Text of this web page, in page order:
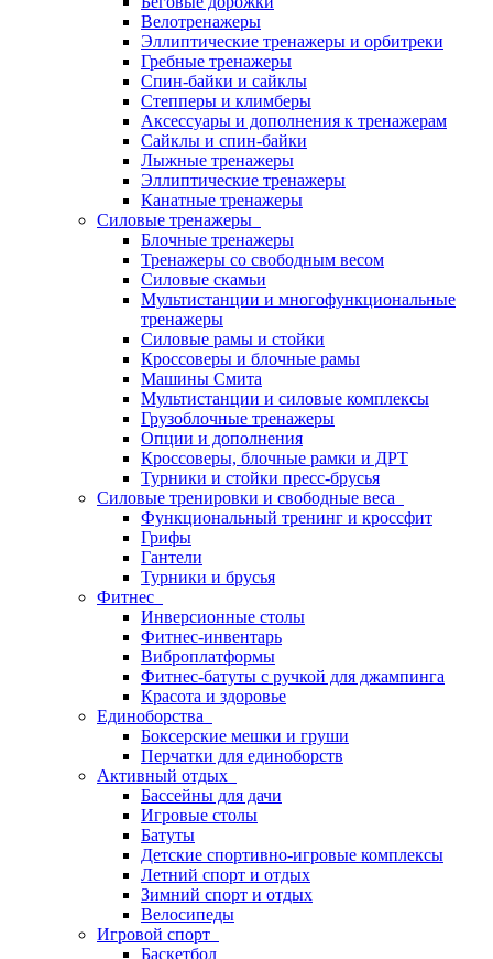
Велотренажеры
Эллиптические тренажеры и орбитреки
Гребные тренажеры
Спин-байки и сайклы
Степперы и климберы
Аксессуары и дополнения к тренажерам
Сайклы и спин-байки
Лыжные тренажеры
Эллиптические тренажеры
Канатные тренажеры
Силовые тренажеры
Блочные тренажеры
Тренажеры со свободным весом
Силовые скамьи
Мультистанции и многофункциональные
тренажеры
Силовые рамы и стойки
Кроссоверы и блочные рамы
Машины Смита
Мультистанции и силовые комплексы
Грузоблочные тренажеры
Опции и дополнения
Кроссоверы, блочные рамки и ДРТ
Турники и стойки пресс-брусья
Силовые тренировки и свободные веса
Функциональный тренинг и кроссфит
Грифы
Гантели
Турники и брусья
Фитнес
Инверсионные столы
Фитнес-инвентарь
Виброплатформы
Фитнес-батуты с ручкой для джампинга
Красота и здоровье
Единоборства
Боксерские мешки и груши
Перчатки для единоборств
Активный отдых
Бассейны для дачи
Игровые столы
Батуты
Детские спортивно-игровые комплексы
Летний спорт и отдых
Зимний спорт и отдых
Велосипеды
Игровой спорт
Баскетбол